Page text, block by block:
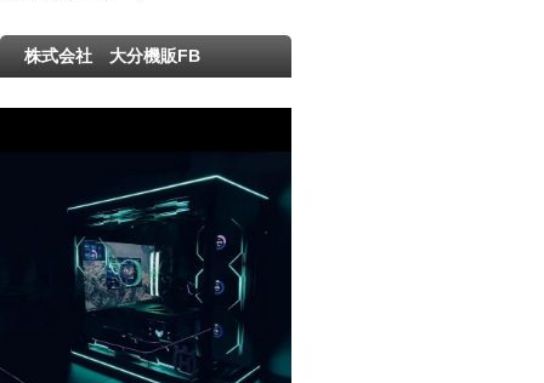
株式会社 大分機販FB